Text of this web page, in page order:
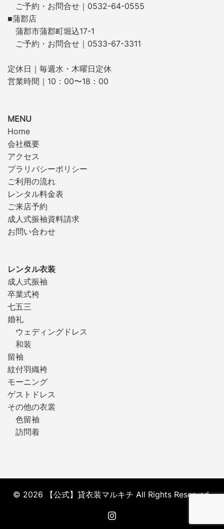
ご予約・お問合せ｜0532-64-0555
■蒲郡店
蒲郡市蒲郡町堀込17-1
ご予約・お問合せ｜0533-67-3311
定休日｜毎週水・木曜日定休
営業時間｜10：00〜18：00
MENU
Home
会社概要
アクセス
プラリバシーポリシー
ご利用の流れ
レンタル料金表
ご来店予約
成人式振袖資料請求
お問い合わせ
レンタル衣装
成人式振袖
卒業式袴
七五三
婚礼
ウェディングドレス
和装
留袖
紋付羽織袴
モーニング
ゲストドレス
その他の衣裳
色留袖
訪問着
© 2026 【公式】貸衣装マルキチ All Rights Reserved.